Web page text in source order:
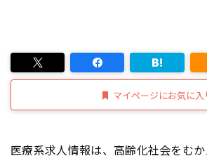
マイページにお気に入
医療系求人情報は、高齢化社会をむ